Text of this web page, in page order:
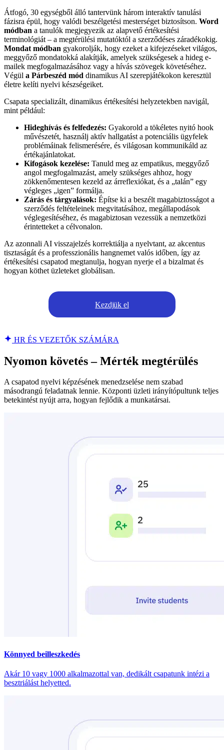
Átfogó, 30 egységből álló tantervünk három interaktív tanulási
fázisra épül, hogy valódi beszélgetési mesterséget biztosítson. Word
módban a tanulók megjegyezik az alapvető értékesítési
terminológiát – a megtérülési mutatóktól a szerződéses záradékokig.
Mondat módban gyakorolják, hogy ezeket a kifejezéseket világos,
meggyőző mondatokká alakítják, amelyek szükségesek a hideg e-
mailek megfogalmazásához vagy a hívás szövegek követéséhez.
Végül a Párbeszéd mód dinamikus AI szerepjátékokon keresztül
életre kelíti nyelvi készségeiket.
Csapata specializált, dinamikus értékesítési helyzetekben navigál,
mint például:
Hideghívás és felfedezés: Gyakorold a tökéletes nyitó hook
művészetét, használj aktív hallgatást a potenciális ügyfelek
problémáinak felismerésére, és világosan kommunikáld az
értékajánlatokat.
Kifogások kezelése: Tanuld meg az empatikus, meggyőző
angol megfogalmazást, amely szükséges ahhoz, hogy
zökkenőmentesen kezeld az árreflexiókat, és a „talán” egy
végleges „igen” formálja.
Zárás és tárgyalások: Építse ki a beszélt magabiztosságot a
szerződés feltételeinek megvitatásához, megállapodások
véglegesítéséhez, és magabiztosan vezessük a nemzetközi
érintetteket a célvonalon.
Az azonnali AI visszajelzés korrektiálja a nyelvtant, az akcentus
tisztaságát és a professzionális hangnemet valós időben, így az
értékesítési csapatod megtanulja, hogyan nyerje el a bizalmat és
hogyan köthet üzleteket globálisan.
Kezdjük el
HR ÉS VEZETŐK SZÁMÁRA
Nyomon követés – Mérték megtérülés
A csapatod nyelvi képzésének menedzselése nem szabad
másodrangú feladatnak lennie. Központi üzleti irányítópultunk teljes
betekintést nyújt arra, hogyan fejlődik a munkatársai.
Könnyed beilleszkedés
Akár 10 vagy 1000 alkalmazottal van, dedikált csapatunk intézi a
besztriálást helyetted.